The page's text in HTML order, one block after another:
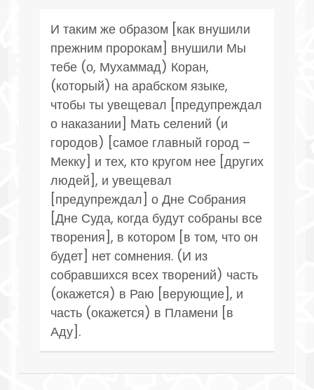
И таким же образом [как внушили
прежним пророкам] внушили Мы
тебе (о, Мухаммад) Коран,
(который) на арабском языке,
чтобы ты увещевал [предупреждал
о наказании] Мать селений (и
городов) [самое главный город –
Мекку] и тех, кто кругом нее [других
людей], и увещевал
[предупреждал] о Дне Собрания
[Дне Суда, когда будут собраны все
творения], в котором [в том, что он
будет] нет сомнения. (И из
собравшихся всех творений) часть
(окажется) в Раю [верующие], и
часть (окажется) в Пламени [в
Аду].